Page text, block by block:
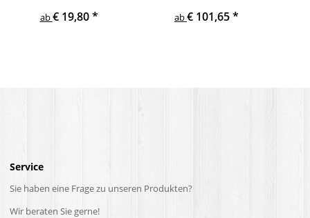
Treppe Geländer Säule
ab€ 19,80*
Holzpfosten Holzsäulen
ab€ 101,65*
Service
Sie haben eine Frage zu unseren Produkten?
Wir beraten Sie gerne!